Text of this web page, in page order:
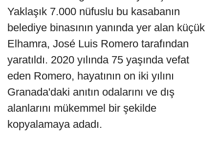
Yaklaşık 7.000 nüfuslu bu kasabanın
belediye binasının yanında yer alan küçük
Elhamra, José Luis Romero tarafından
yaratıldı. 2020 yılında 75 yaşında vefat
eden Romero, hayatının on iki yılını
Granada'daki anıtın odalarını ve dış
alanlarını mükemmel bir şekilde
kopyalamaya adadı.